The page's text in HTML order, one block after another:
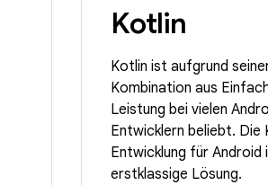
Kotlin
Kotlin ist aufgrund
Kombination aus
Leistung bei vielen
Entwicklern beliebt. Die
Entwicklung für
erstklassige Lösung.